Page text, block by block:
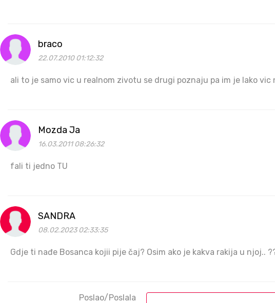
braco
22.07.2010 01:12:32
ali to je samo vic u realnom zivotu se drugi poznaju pa im je lako vic
Mozda Ja
16.03.2011 08:26:32
fali ti jedno TU
SANDRA
08.02.2023 02:33:35
Gdje ti nađe Bosanca kojii pije čaj? Osim ako je kakva rakija u njoj..
Poslao/Poslala